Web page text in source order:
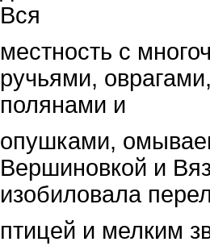
Вся
местность с
ручьями,
полянами и
опушками,
Вершиновкой и
изобиловала
птицей и мелким